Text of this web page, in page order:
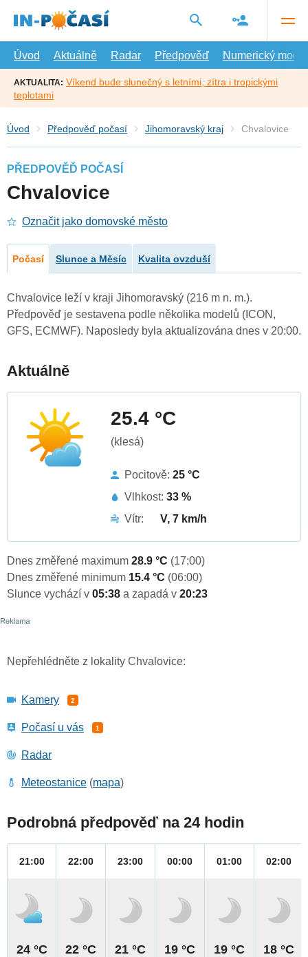
hlavní
Úvod
Aktuálně Radar Předpověď Numerický model
AKTUALITA: Víkend bude slunečný s letními, zítra i tropickými
teplotami
Úvod Předpověď počasí Jihomoravský kraj Chvalovice
PŘEDPOVĚĎ POČASÍ
Chvalovice
Označit jako domovské město
Počasí Slunce a Měsíc Kvalita ovzduší
Chvalovice leží v kraji Jihomoravský (216 m n. m.).
Předpověď je sestavena podle několika modelů (ICON,
GFS, ECMWF). Naposledy byla aktualizována dnes v 20:00.
Aktuálně
25.4 °C
(klesá)
Pocitově: 25 °C
Vlhkost: 33 %
Vítr:
V, 7 km/h
Dnes změřené maximum 28.9 °C (17:00)
Dnes změřené minimum 15.4 °C (06:00)
Slunce vychází v 05:38 a zapadá v 20:23
Nepřehlédněte z lokality Chvalovice:
Kamery 2
Počasí u vás 1
Radar
Meteostanice (mapa)
Podrobná předpověď na 24 hodin
21:00
24 °C
22:00
22 °C
23:00
21 °C
00:00
19 °C
01:00
19 °C
02:00
18 °C